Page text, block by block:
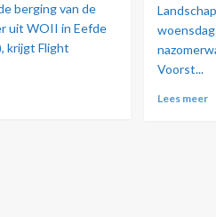
berging van de
uit WOII in Eefde
krijgt Flight
Voorst...
Lees meer